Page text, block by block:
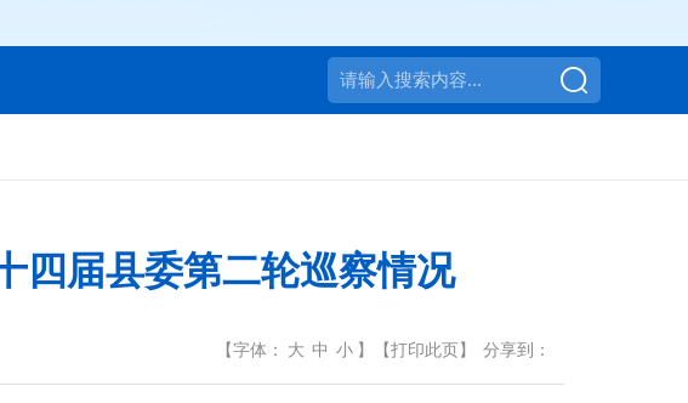
四届县委第二轮巡察情况
【字体： 大 中 小 】 【打印此页】 分享到：